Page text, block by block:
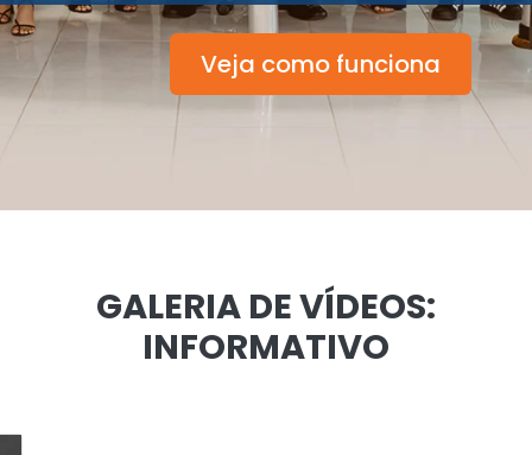
Veja como funciona
GALERIA DE VÍDEOS:
INFORMATIVO